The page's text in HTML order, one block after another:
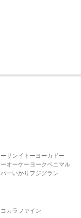
サンイトーヨーカドー
オーケー ヨークベニマル
ーいかり フジグラン
コカラファイン